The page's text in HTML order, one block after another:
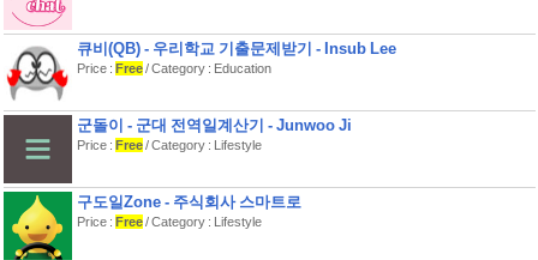
고객센터 서비스(고객센터 안내/상담
예약/채팅상담 지원)
[모바일 어플리케이션 이용문의]
DB손해보험 다이렉트 인터넷 고객지
토요일 09:00~18:00(공휴일 휴무)
큐비(QB) - 우리학교 기출문제받기 - Insub Lee
Price : Free/ Category : Education
군돌이 - 군대 전역일계산기 - Junwoo Ji
Price : Free/ Category : Lifestyle
구도일Zone - 주식회사 스마트로
Price : Free/ Category : Lifestyle